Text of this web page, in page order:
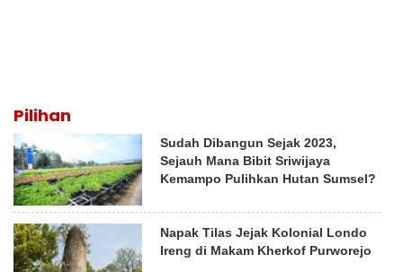
Pilihan
Sudah Dibangun Sejak 2023,
Sejauh Mana Bibit Sriwijaya
Kemampo Pulihkan Hutan Sumsel?
Napak Tilas Jejak Kolonial Londo
Ireng di Makam Kherkof Purworejo